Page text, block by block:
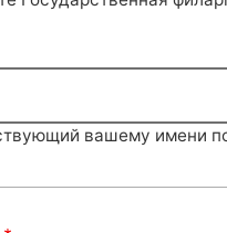
вашему имени